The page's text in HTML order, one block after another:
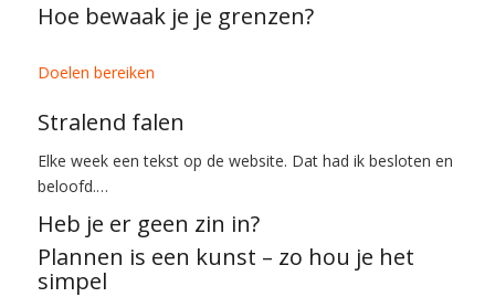
Hoe bewaak je je grenzen?
Doelen bereiken
Stralend falen
Elke week een tekst op de website. Dat had ik besloten en
beloofd.…
Heb je er geen zin in?
Plannen is een kunst – zo hou je het
simpel